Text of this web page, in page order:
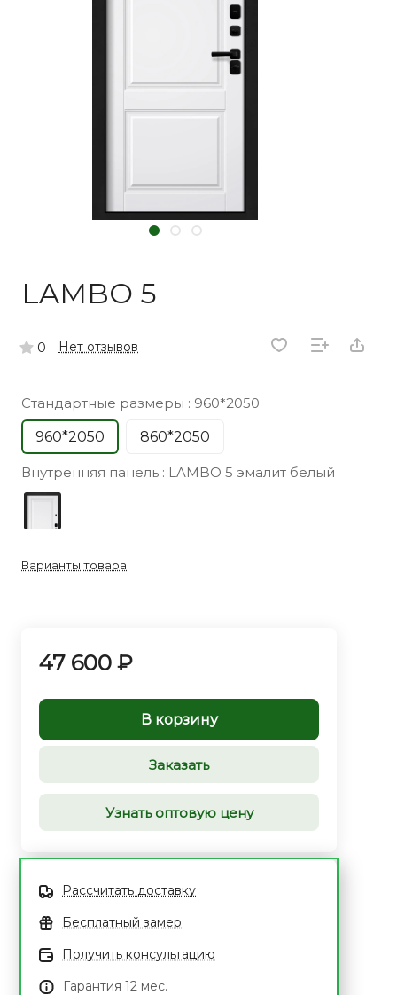
LAMBO 5
0 Нет отзывов
Стандартные размеры : 960*2050
960*2050
860*2050
Внутренняя панель : LAMBO 5 эмалит белый
Варианты товара
47 600 ₽
В корзину
Заказать
Узнать оптовую цену
Рассчитать доставку
Бесплатный замер
Получить консультацию
Гарантия 12 мес.